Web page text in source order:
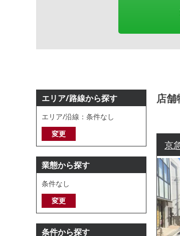
エリア/路線から探す
エリア/沿線：条件なし
変更
業態から探す
条件なし
変更
条件から探す
店舗
京